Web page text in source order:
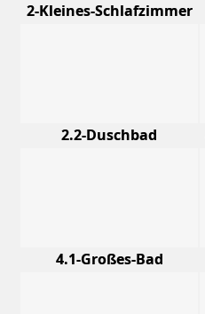
2-Kleines-Schlafzimmer
2.2-Duschbad
4.1-Großes-Bad